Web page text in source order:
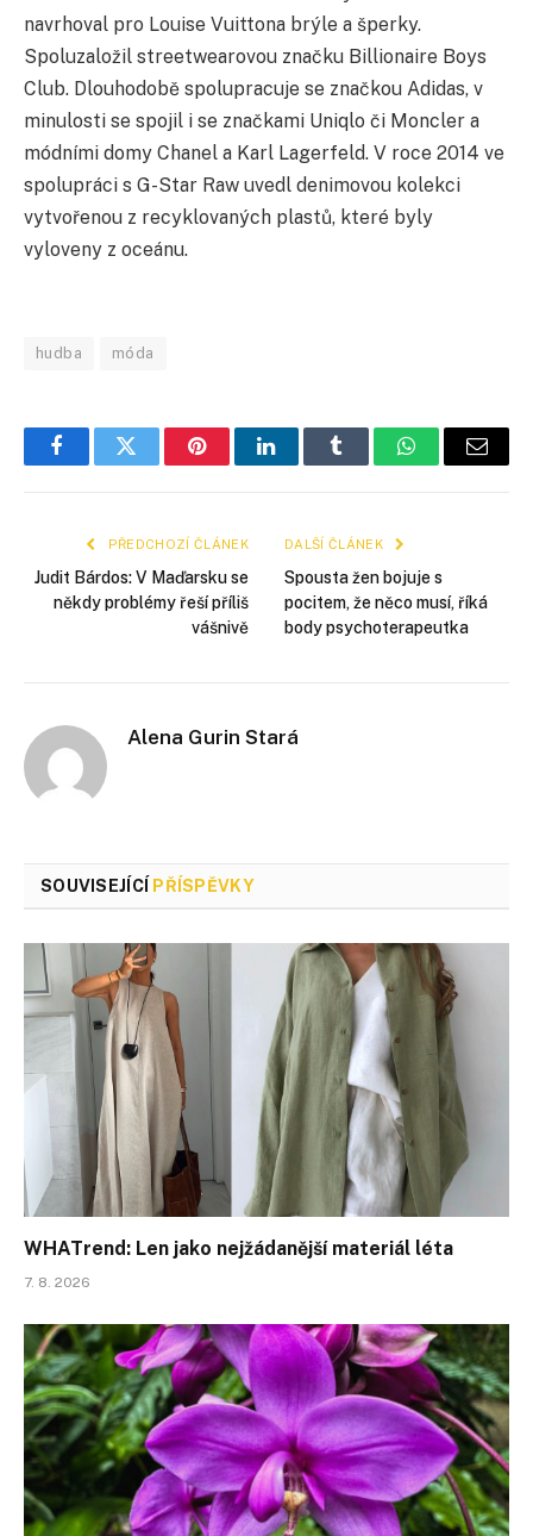
navrhoval pro Louise Vuittona brýle a šperky.
Spoluzaložil streetwearovou značku Billionaire Boys
Club. Dlouhodobě spolupracuje se značkou Adidas, v
minulosti se spojil i se značkami Uniqlo či Moncler a
módními domy Chanel a Karl Lagerfeld. V roce 2014 ve
spolupráci s G-Star Raw uvedl denimovou kolekci
vytvořenou z recyklovaných plastů, které byly
vyloveny z oceánu.
hudba móda
FacebookTwitter PinterestLinkedInTumblr WhatsApp
E-
PŘEDCHOZÍ ČLÁNEK
Judit Bárdos: V Maďarsku se
někdy problémy řeší příliš
vášnivě
DALŠÍ ČLÁNEK
Spousta žen bojuje s
pocitem, že něco musí, říká
body psychoterapeutka
Alena Gurin Stará
SOUVISEJÍCÍ PŘÍSPĚVKY
WHATrend: Len jako nejžádanější materiál léta
7. 8. 2026